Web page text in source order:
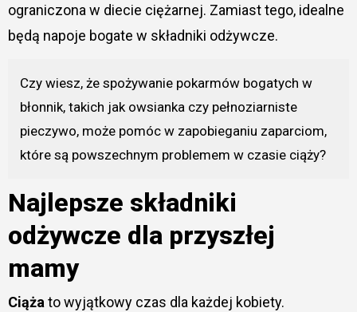
ograniczona w diecie ciężarnej. Zamiast tego, idealne
będą napoje bogate w składniki odżywcze.
Czy wiesz, że spożywanie pokarmów bogatych w
błonnik, takich jak owsianka czy pełnoziarniste
pieczywo, może pomóc w zapobieganiu zaparciom,
które są powszechnym problemem w czasie ciąży?
Najlepsze składniki
odżywcze dla przyszłej
mamy
Ciążato wyjątkowy czas dla każdej kobiety.